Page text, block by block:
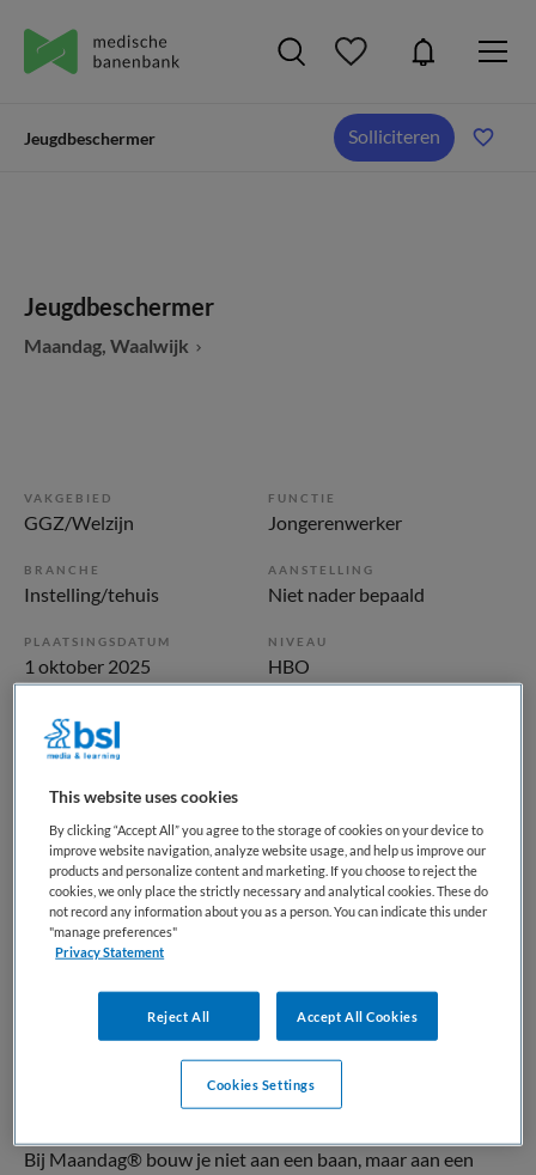
Jeugdbeschermer Solliciteren
Jeugdbeschermer
Maandag, Waalwijk
VAKGEBIED
GGZ/Welzijn
FUNCTIE
Jongerenwerker
BRANCHE
Instelling/tehuis
AANSTELLING
Niet nader bepaald
PLAATSINGSDATUM
1 oktober 2025
NIVEAU
HBO
Ervaren
Vacature niet beschikbaar
Deze vacature Jeugdbeschermer bij Maandag is niet meer
actueel. Hieronder staan enkele vergelijkbare vacatures die
voor u wellicht interessant zijn.
Bij Maandag® bouw je niet aan een baan, maar aan een
This website uses cookies
By clicking “Accept All” you agree to the storage of cookies on your device to
improve website navigation, analyze website usage, and help us improve our
products and personalize content and marketing. If you choose to reject the
cookies, we only place the strictly necessary and analytical cookies. These do
not record any information about you as a person. You can indicate this under
"manage preferences"
Privacy Statement
Reject All Accept All Cookies
Cookies Settings